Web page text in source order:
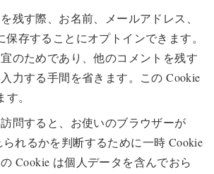
残す際、お名前、メールアドレス、
保存することにオプトインできます。
のためであり、他のコメントを残す
力する手間を省きます。この Cookie
。
問すると、お使いのブラウザーが
れるかを判断するために一時 Cookie
Cookie は個人データを含んでおら